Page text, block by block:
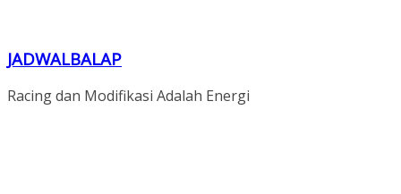
JADWALBALAP
Racing dan Modifikasi Adalah Energi